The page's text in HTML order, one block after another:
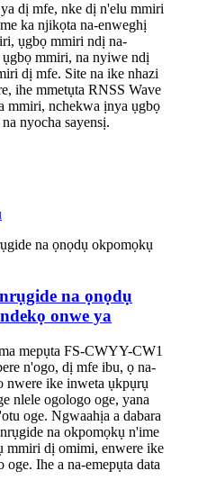
dị mfe, nke dị n'elu mmiri
ka njikọta na-enweghị
ụgbọ mmiri ndị na-
mmiri, na nyiwe ndị
dị mfe. Site na ike nhazi
ihe mmetụta RNSS Wave
mmiri, nchekwa ịnya ụgbọ
nyocha sayensị.
na ọnọdụ
onwe ya
mepụta FS-CWYY-CW1
n'ogo, dị mfe ibu, ọ na-
nwere ike inweta ụkpụrụ
nlele ogologo oge, yana
oge. Ngwaahịa a dabara
na okpomọkụ n'ime
mmiri dị omimi, enwere ike
Ihe a na-emepụta data